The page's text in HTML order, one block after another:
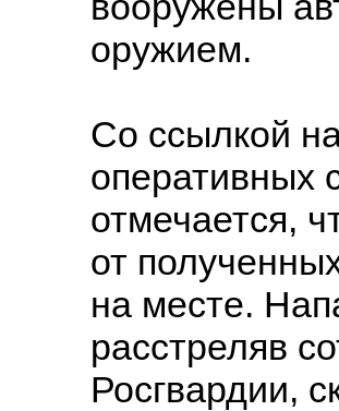
оружием.
Со ссылкой
оперативных
отмечается,
от
на месте.
расстреляв
Росгвардии,